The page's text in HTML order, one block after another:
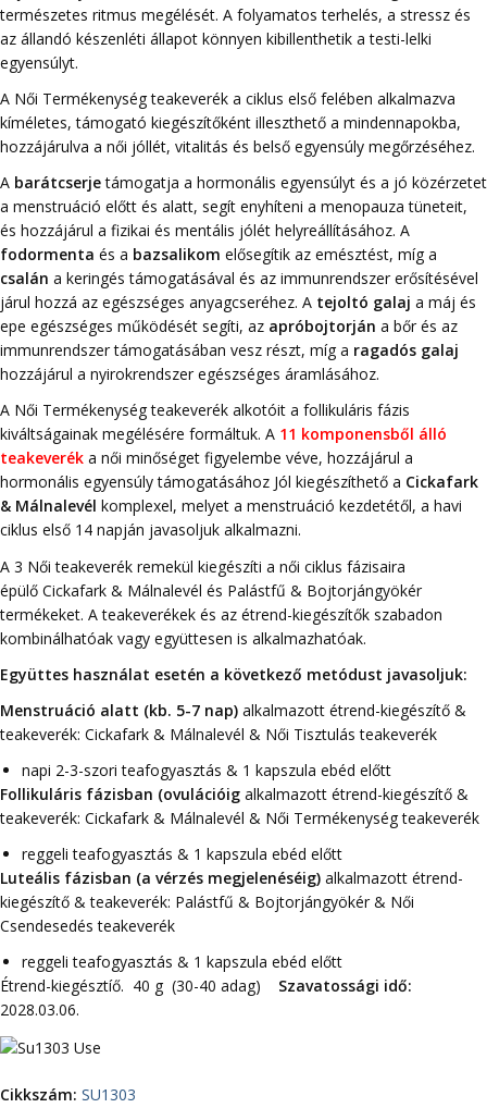
természetes ritmus megélését. A folyamatos terhelés, a stressz és
az állandó készenléti állapot könnyen kibillenthetik a testi-lelki
egyensúlyt.
A Női Termékenység teakeverék a ciklus első felében alkalmazva
kíméletes, támogató kiegészítőként illeszthető a mindennapokba,
hozzájárulva a női jóllét, vitalitás és belső egyensúly megőrzéséhez.
A barátcserjetámogatja a hormonális egyensúlyt és a jó közérzetet
a menstruáció előtt és alatt, segít enyhíteni a menopauza tüneteit,
és hozzájárul a fizikai és mentális jólét helyreállításához. A
fodormenta és a bazsalikom elősegítik az emésztést, míg a
csalán a keringés támogatásával és az immunrendszer erősítésével
járul hozzá az egészséges anyagcseréhez. A tejoltó galaj a máj és
epe egészséges működését segíti, az apróbojtorján a bőr és az
immunrendszer támogatásában vesz részt, míg a ragadós galaj
hozzájárul a nyirokrendszer egészséges áramlásához.
A Női Termékenység teakeverék alkotóit a follikuláris fázis
kiváltságainak megélésére formáltuk. A 11 komponensből álló
teakeverék a női minőséget figyelembe véve, hozzájárul a
hormonális egyensúly támogatásához Jól kiegészíthető a Cickafark
& Málnalevél komplexel, melyet a menstruáció kezdetétől, a havi
ciklus első 14 napján javasoljuk alkalmazni.
A 3 Női teakeverék remekül kiegészíti a női ciklus fázisaira
épülő Cickafark & Málnalevél és Palástfű & Bojtorjángyökér
termékeket. A teakeverékek és az étrend-kiegészítők szabadon
kombinálhatóak vagy együttesen is alkalmazhatóak.
Együttes használat esetén a következő metódust javasoljuk:
Menstruáció alatt (kb. 5-7 nap) alkalmazott étrend-kiegészítő &
teakeverék: Cickafark & Málnalevél & Női Tisztulás teakeverék
napi 2-3-szori teafogyasztás & 1 kapszula ebéd előtt
Follikuláris fázisban (ovulációig alkalmazott étrend-kiegészítő &
teakeverék: Cickafark & Málnalevél & Női Termékenység teakeverék
reggeli teafogyasztás & 1 kapszula ebéd előtt
Luteális fázisban (a vérzés megjelenéséig) alkalmazott étrend-
kiegészítő & teakeverék: Palástfű & Bojtorjángyökér & Női
Csendesedés teakeverék
reggeli teafogyasztás & 1 kapszula ebéd előtt
Étrend-kiegésztíő. 40 g (30-40 adag) Szavatossági idő:
2028.03.06.
Cikkszám: SU1303